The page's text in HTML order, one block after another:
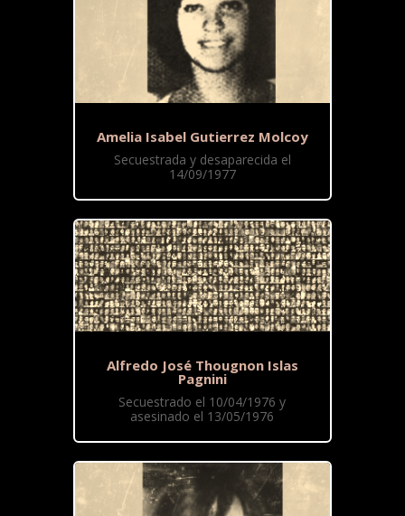
Amelia Isabel Gutierrez Molcoy
Secuestrada y desaparecida el
14/09/1977
Alfredo José Thougnon Islas
Pagnini
Secuestrado el 10/04/1976 y
asesinado el 13/05/1976